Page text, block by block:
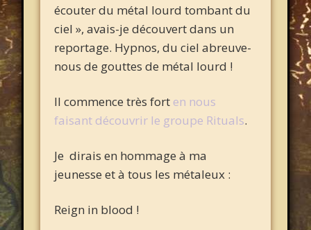
écouter du métal lourd tombant du
ciel », avais-je découvert dans un
reportage. Hypnos, du ciel abreuve-
nous de gouttes de métal lourd !
Il commence très fort en nous
faisant découvrir le groupe Rituals.
Je dirais en hommage à ma
jeunesse et à tous les métaleux :
Reign in blood !